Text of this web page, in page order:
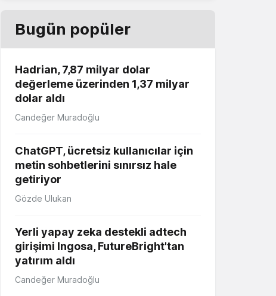
Bugün popüler
Hadrian, 7,87 milyar dolar
değerleme üzerinden 1,37 milyar
dolar aldı
Candeğer Muradoğlu
ChatGPT, ücretsiz kullanıcılar için
metin sohbetlerini sınırsız hale
getiriyor
Gözde Ulukan
Yerli yapay zeka destekli adtech
girişimi Ingosa, FutureBright'tan
yatırım aldı
Candeğer Muradoğlu